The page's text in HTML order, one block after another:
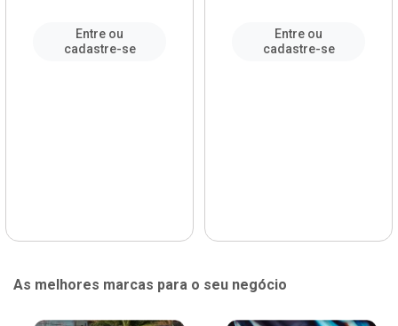
Entre ou
cadastre-se
Entre ou
cadastre-se
As melhores marcas para o seu negócio